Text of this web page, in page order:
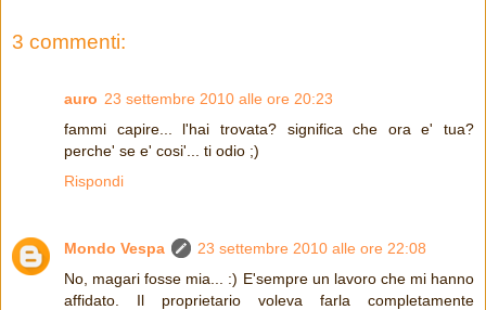
3 commenti:
auro 23 settembre 2010 alle ore 20:23
fammi capire... l'hai trovata? significa che ora e' tua?
perche' se e' cosi'... ti odio ;)
Rispondi
Mondo Vespa
23 settembre 2010 alle ore 22:08
No, magari fosse mia... :) E'sempre un lavoro che mi hanno
affidato. Il proprietario voleva farla completamente